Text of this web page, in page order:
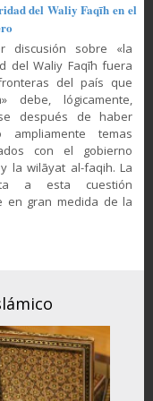
del Waliy Faqīh en el
discusión sobre «la
del Waliy Faqīh fuera
del país que
debe, lógicamente,
después de haber
ampliamente temas
con el gobierno
la wilāyat al-faqih. La
a esta cuestión
en gran medida de la